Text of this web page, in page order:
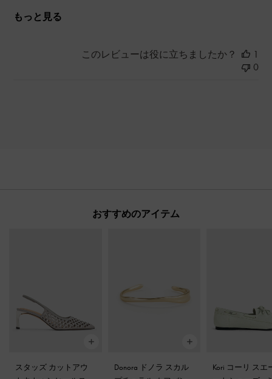
もっと見る
このレビューは役に立ちましたか？
1
0
おすすめのアイテム
スタッズ カットアウ
Donora ドノラ スカル
Kori コーリ スエ